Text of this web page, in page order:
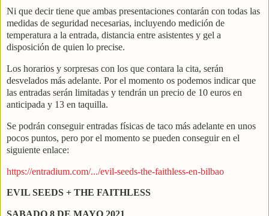
Ni que decir tiene que ambas presentaciones contarán con todas las
medidas de seguridad necesarias, incluyendo medición de
temperatura a la entrada, distancia entre asistentes y gel a
disposición de quien lo precise.
Los horarios y sorpresas con los que contara la cita, serán
desvelados más adelante. Por el momento os podemos indicar que
las entradas serán limitadas y tendrán un precio de 10 euros en
anticipada y 13 en taquilla.
Se podrán conseguir entradas físicas de taco más adelante en unos
pocos puntos, pero por el momento se pueden conseguir en el
siguiente enlace:
https://entradium.com/.../evil-seeds-the-faithless-en-bilbao
EVIL SEEDS + THE FAITHLESS